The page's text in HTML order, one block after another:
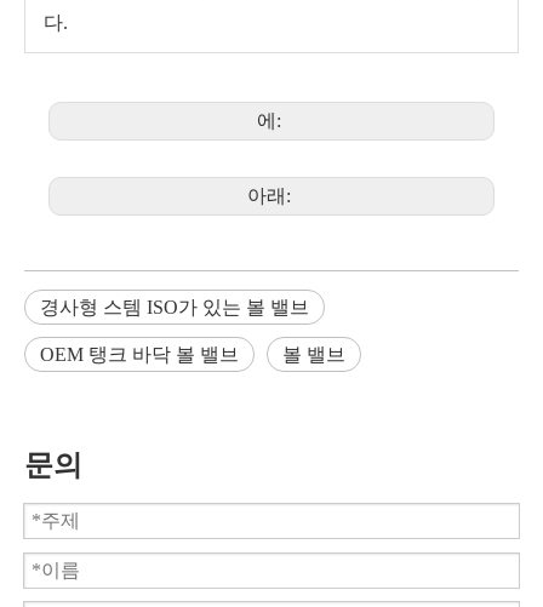
다.
에:
아래:
경사형 스템 ISO가 있는 볼 밸브
OEM 탱크 바닥 볼 밸브 볼 밸브
문의